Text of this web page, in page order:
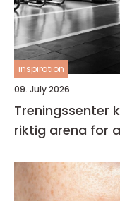
inspiration
09. July 2026
Treningssenter
riktig arena for